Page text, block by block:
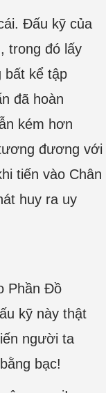
Đấu kỹ của
trong đó lấy
bất kể tập
đã hoàn
kém hơn
đương với
tiến vào Chân
huy ra uy
Phần Đồ
kỹ này thật
người ta
bạc!